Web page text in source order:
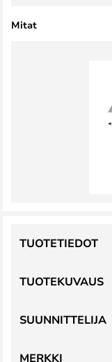
Mitat
TUOTEKUVAUS
TUOTETIEDOT
SUUNNITTELIJA
MERKKI